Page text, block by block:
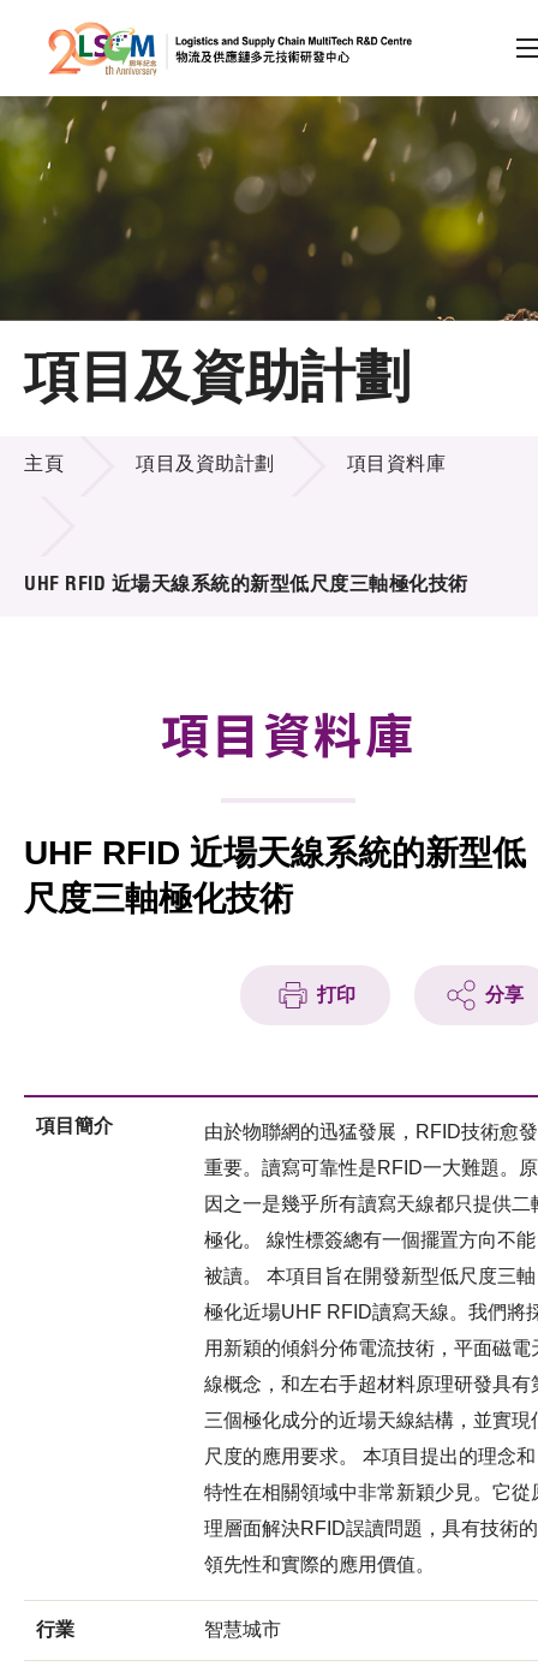
跳到內容（按回車鍵）
會員登入
A A EN 繁 简
主頁
關於LSCM
技術商品化
合作計劃
徵求研發項目計劃書
項目夥伴
項目及資助計劃
項目及資助計劃
主頁 項目及資助計劃 項目資料庫
UHF RFID 近場天線系統的新型低尺度三軸極化技術
項目資料庫
UHF RFID 近場天線系統的新型低
尺度三軸極化技術
打印 分享
項目簡介
由於物聯網的迅猛發展，RFID技術愈發
重要。讀寫可靠性是RFID一大難題。原
因之一是幾乎所有讀寫天線都只提供二
極化。 線性標簽總有一個擺置方向不能
被讀。 本項目旨在開發新型低尺度三軸
極化近場UHF RFID讀寫天線。我們將
用新穎的傾斜分佈電流技術，平面磁電
線概念，和左右手超材料原理研發具有
三個極化成分的近場天線結構，並實現
尺度的應用要求。 本項目提出的理念和
特性在相關領域中非常新穎少見。它從
理層面解決RFID誤讀問題，具有技術的
領先性和實際的應用價值。
行業 智慧城市